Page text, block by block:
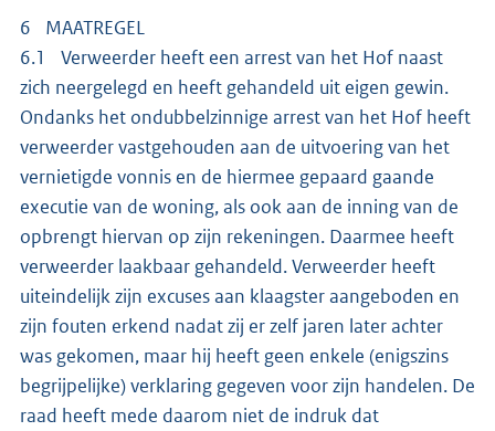
6 MAATREGEL
6.1 Verweerder heeft een arrest van het Hof naast
zich neergelegd en heeft gehandeld uit eigen gewin.
Ondanks het ondubbelzinnige arrest van het Hof heeft
verweerder vastgehouden aan de uitvoering van het
vernietigde vonnis en de hiermee gepaard gaande
executie van de woning, als ook aan de inning van de
opbrengt hiervan op zijn rekeningen. Daarmee heeft
verweerder laakbaar gehandeld. Verweerder heeft
uiteindelijk zijn excuses aan klaagster aangeboden en
zijn fouten erkend nadat zij er zelf jaren later achter
was gekomen, maar hij heeft geen enkele (enigszins
begrijpelijke) verklaring gegeven voor zijn handelen. De
raad heeft mede daarom niet de indruk dat